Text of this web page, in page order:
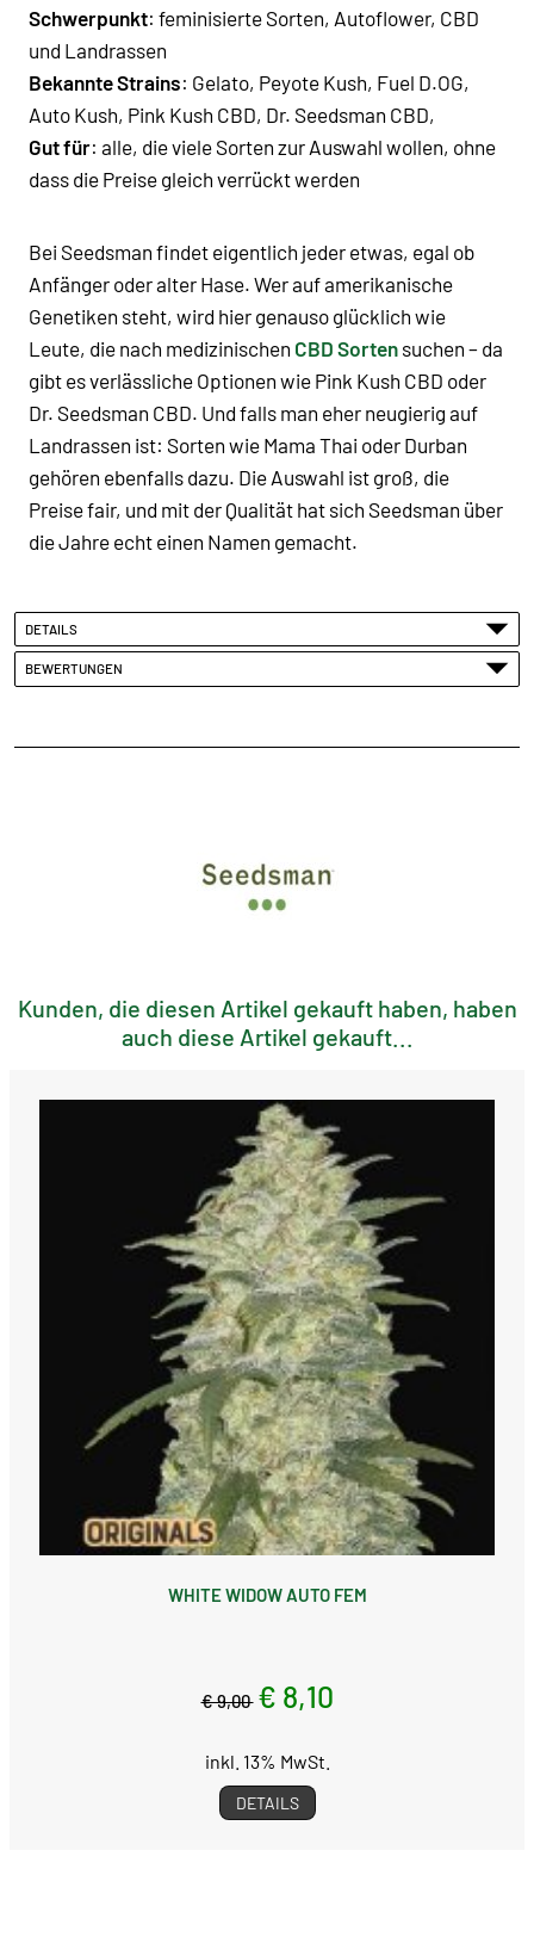
Schwerpunkt: feminisierte Sorten, Autoflower, CBD
und Landrassen
Bekannte Strains: Gelato, Peyote Kush, Fuel D.OG,
Auto Kush, Pink Kush CBD, Dr. Seedsman CBD,
Gut für: alle, die viele Sorten zur Auswahl wollen, ohne
dass die Preise gleich verrückt werden
Bei Seedsman findet eigentlich jeder etwas, egal ob
Anfänger oder alter Hase. Wer auf amerikanische
Genetiken steht, wird hier genauso glücklich wie
Leute, die nach medizinischen CBD Sorten suchen – da
gibt es verlässliche Optionen wie Pink Kush CBD oder
Dr. Seedsman CBD. Und falls man eher neugierig auf
Landrassen ist: Sorten wie Mama Thai oder Durban
gehören ebenfalls dazu. Die Auswahl ist groß, die
Preise fair, und mit der Qualität hat sich Seedsman über
die Jahre echt einen Namen gemacht.
DETAILS
BEWERTUNGEN
Kunden, die diesen Artikel gekauft haben, haben
auch diese Artikel gekauft...
WHITE WIDOW AUTO FEM
€ 9,00 € 8,10
inkl. 13% MwSt.
DETAILS